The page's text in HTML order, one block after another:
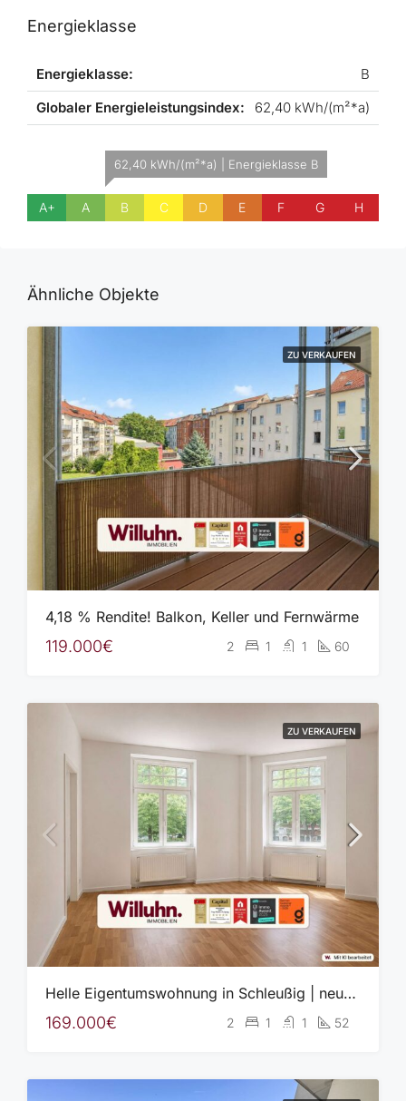
Energieklasse
Energieklasse:
B
Globaler Energieleistungsindex:
62,40 kWh/(m²*a)
A+ A
62,40 kWh/(m²*a) | Energieklasse B
B C D E F G H
Ähnliche Objekte
ZU VERKAUFEN
4,18 % Rendite! Balkon, Keller und Fernwärme
119.000€ 2 1 1 60
ZU VERKAUFEN
Helle Eigentumswohnung in Schleußig | neue Heizung (2023) | Aufzug | EBK | idyllischer Innenhof
169.000€ 2 1 1 52